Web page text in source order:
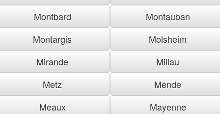
Montbard
Montauban
Montargis
Molsheim
Mirande
Millau
Metz
Mende
Meaux
Mayenne